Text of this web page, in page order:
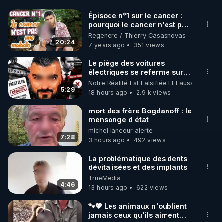
🌱 INSTAGRAM
https://www.instagram.com/rdlr_thierrycasasnovas/
http://rgnr.li/instagram
🌱 LA NEWSLETTER
Pour ne pas rater l’actualité RGNR (stages,
http://rgnr.li/news
🌱 VIDÉOS NON CENSURÉES SUR ODYSEE
Toutes les vidéos Youtube sont aussi sur la
http://rgnr.li/odysee
🌱 LES STAGES EN PRÉSENTIEL
20:24
Épisode n°1 sur le cancer :
pourquoi le cancer n'est pas
une maladie (au sens
commun du terme) ?
Regenere / Thierry Casasnovas
7 years ago
351 views
5:29
Le piège des voitures
électriques se referme sur
les usagers !
Notre Réalité Est Falsifiée Et Fausse
18 hours ago
2.9 k views
7:28
mort des frère Bogdanoff : le
mensonge d état
michel lanceur alerte
3 hours ago
492 views
4:46
La problématique des dents
dévitalisées et des implants
TrueMedia
13 hours ago
622 views
🐾💖 Les animaux n'oublient
jamais ceux qu'ils aiment…